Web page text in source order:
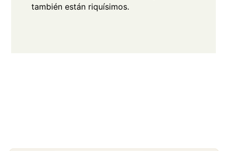
también están riquísimos.